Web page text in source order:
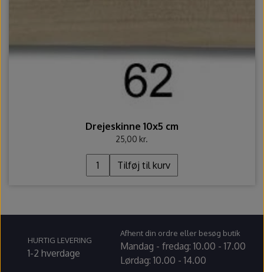
Drejeskinne 10x5 cm
25,00 kr.
Tilføj til kurv
HURTIG LEVERING
1-2 hverdage
Afhent din ordre eller besøg butik
Mandag - fredag: 10.00 - 17.00
Lørdag: 10.00 - 14.00